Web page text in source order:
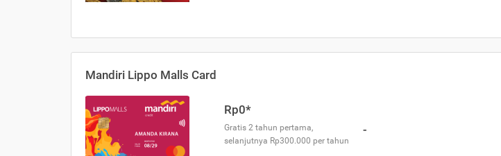
Mandiri Lippo Malls Card
Rp0*
Gratis 2 tahun pertama,
selanjutnya Rp300.000 per tahun
-